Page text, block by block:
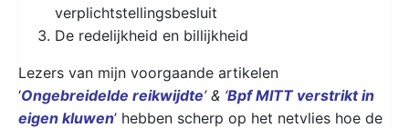
verplichtstellingsbesluit
De redelijkheid en billijkheid
Lezers van mijn voorgaande artikelen
‘Ongebreidelde reikwijdte’ & ‘Bpf MITT verstrikt in
eigen kluwen’ hebben scherp op het netvlies hoe de